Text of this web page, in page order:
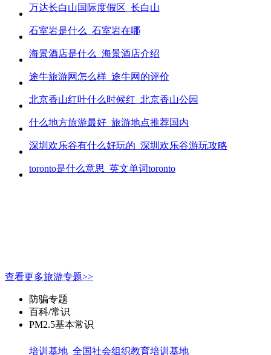
万达长白山国际度假区_长白山
石室岩是什么_石室岩在哪
海景酒店是什么_海景酒店介绍
途牛旅游网怎么样_途牛网的评价
北京香山红叶什么时候红_北京香山公园
什么地方旅游最好_旅游地点推荐国内
深圳欢乐谷有什么好玩的_深圳欢乐谷游玩攻略
toronto是什么意思_英文单词toronto
查看更多旅游专题>>
防骗专题
百科/常识
PM2.5基本常识
培训基地_全国社会组织教育培训基地